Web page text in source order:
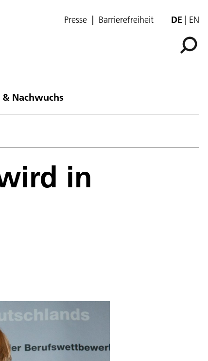
Presse Barrierefreiheit DE EN
Nachwuchs
in